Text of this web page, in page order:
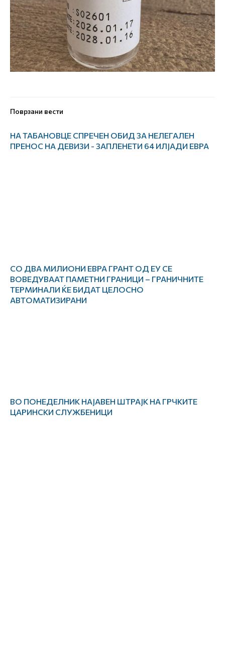
Поврзани вести
НА ТАБАНОВЦЕ СПРЕЧЕН ОБИД ЗА НЕЛЕГАЛЕН
ПРЕНОС НА ДЕВИЗИ - ЗАПЛЕНЕТИ 64 ИЛЈАДИ ЕВРА
СО ДВА МИЛИОНИ ЕВРА ГРАНТ ОД ЕУ СЕ
ВОВЕДУВААТ ПАМЕТНИ ГРАНИЦИ – ГРАНИЧНИТЕ
ТЕРМИНАЛИ ЌЕ БИДАТ ЦЕЛОСНО
АВТОМАТИЗИРАНИ
ВО ПОНЕДЕЛНИК НАЈАВЕН ШТРАЈК НА ГРЧКИТЕ
ЦАРИНСКИ СЛУЖБЕНИЦИ